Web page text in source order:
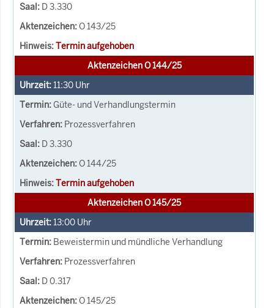
D 3.330
O 143/25
Termin aufgehoben
Aktenzeichen O 144/25
11:30 Uhr
Güte- und Verhandlungstermin
Prozessverfahren
D 3.330
O 144/25
Termin aufgehoben
Aktenzeichen O 145/25
13:00 Uhr
Beweistermin und mündliche Verhandlung
Prozessverfahren
D 0.317
O 145/25